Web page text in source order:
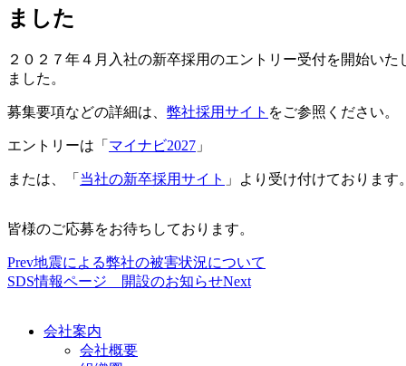
ました
２０２７年４月入社の新卒採用のエントリー受付を開始いた
ました。
募集要項などの詳細は、 弊社採用サイト をご参照ください。
エントリーは 「 マイナビ2027 」
または、 「 当社の新卒採用サイト 」より受け付けております
皆様のご応募をお待ちしております。
Prev地震による弊社の被害状況について
SDS情報ページ 開設のお知らせNext
会社案内
会社概要